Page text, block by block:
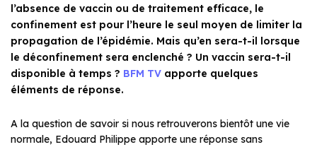
l’absence de vaccin ou de traitement efficace, le
confinement est pour l’heure le seul moyen de limiter la
propagation de l’épidémie. Mais qu’en sera-t-il lorsque
le déconfinement sera enclenché ? Un vaccin sera-t-il
disponible à temps ? BFM TV apporte quelques
éléments de réponse.
A la question de savoir si nous retrouverons bientôt une vie
normale, Edouard Philippe apporte une réponse sans